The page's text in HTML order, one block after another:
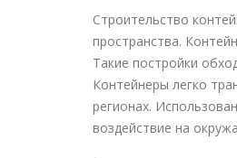
Строительство
пространства.
Такие постройки
Контейнеры легко
регионах.
воздействие на